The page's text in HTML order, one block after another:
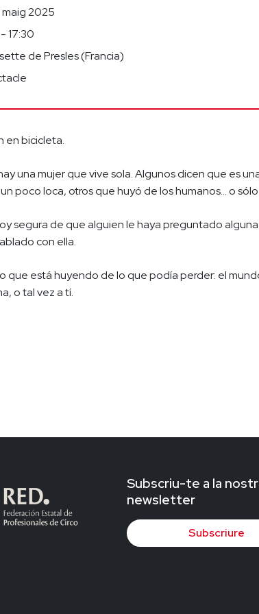
2025
17:30
de Presles (Francia)
en bicicleta.
una mujer que vive sola. Algunos dicen que es
poco loca, otros que huyó de los humanos... o
segura de que alguien le haya preguntado
con ella.
que está huyendo de lo que podía perder: el
o tal vez a tí.
Subscriu-te a la
newsletter
Subscriure